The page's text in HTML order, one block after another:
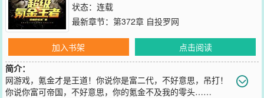
状态：连载
最新章节： 第372章 自投罗网
加入书架
点击阅读
简介：
网游戏，氪金才是王道！你说你是富二代，不好意思，吊打！
你说你富可帝国，不好意思，你的氪金不及我的零头……